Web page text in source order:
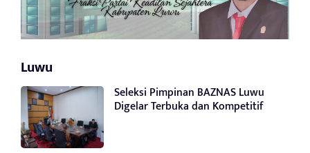
Luwu
Seleksi Pimpinan BAZNAS Luwu
Digelar Terbuka dan Kompetitif